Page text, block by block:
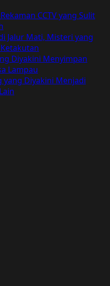
CCTV yang Sulit
Jalur Mati, Misteri yang
Diyakini Menyimpan
Lampau
Diyakini Menjadi